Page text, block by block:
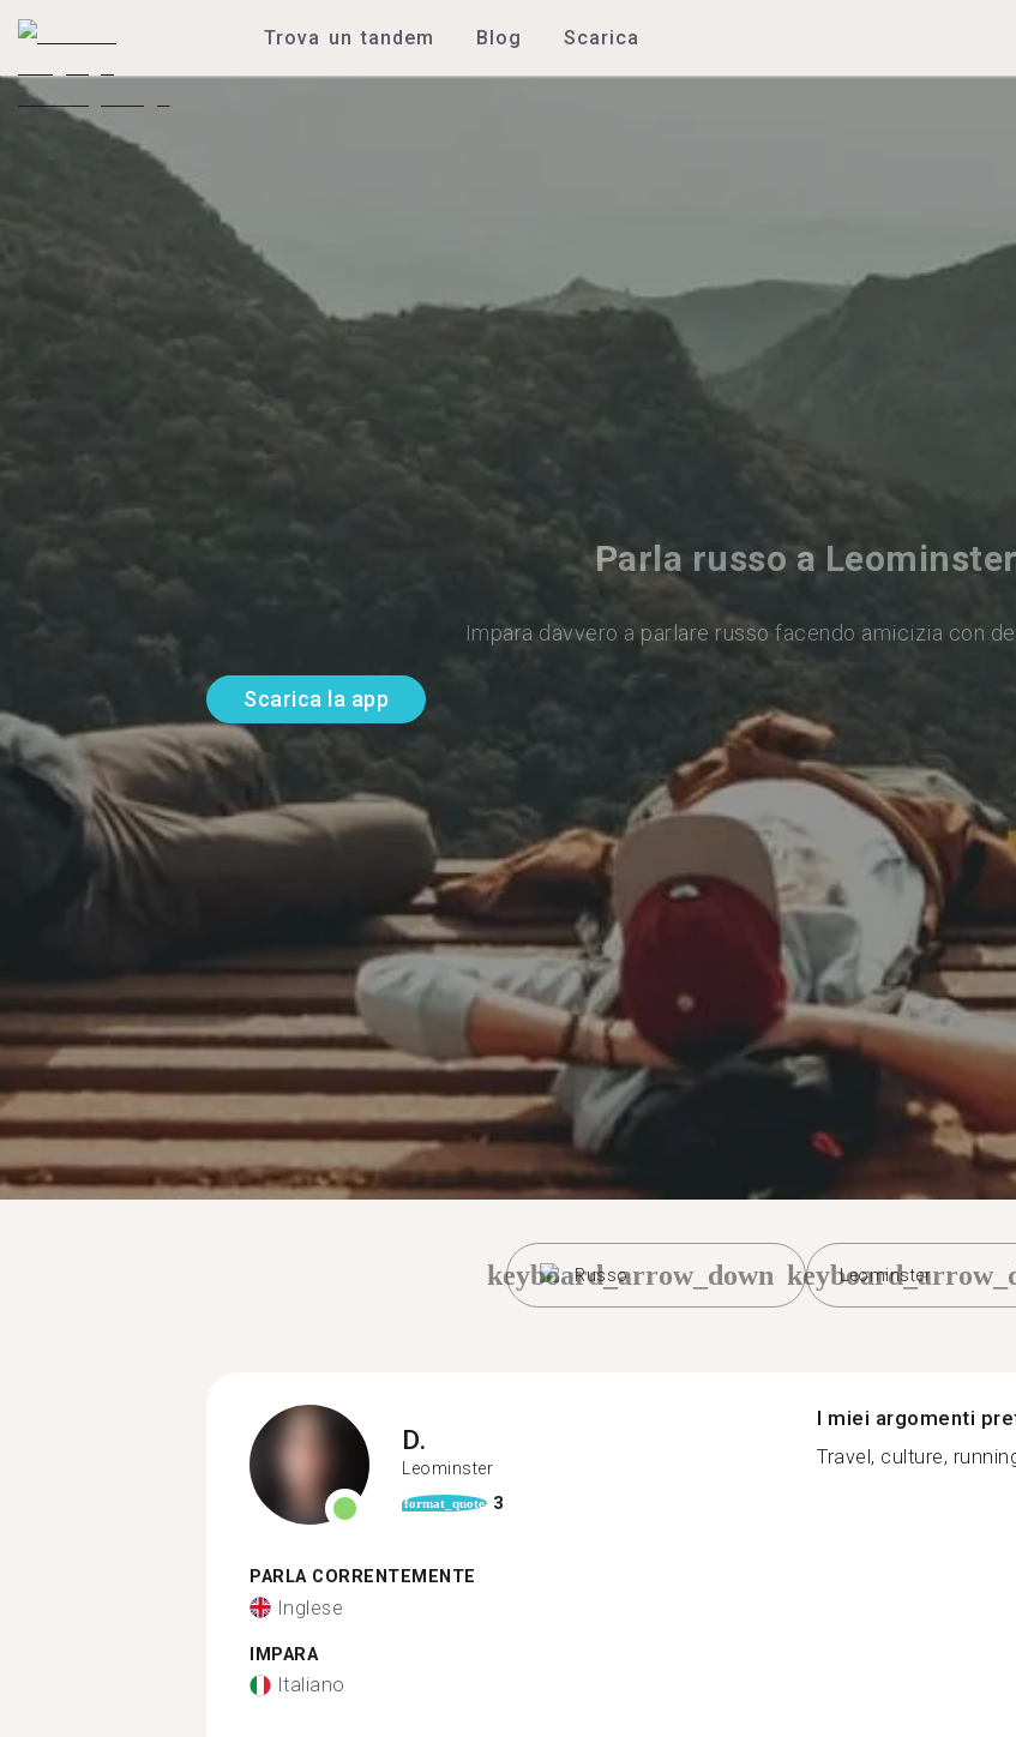
Trova un tandem Blog Scarica
Parla russo a Leominster
Impara davvero a parlare russo facendo amicizia con
Scarica la app
Russo
keyboard_arrow_down Leominster
D.
Leominster
format_quote 3
PARLA CORRENTEMENTE
Inglese
IMPARA
Italiano
I miei argomenti
Travel, culture,